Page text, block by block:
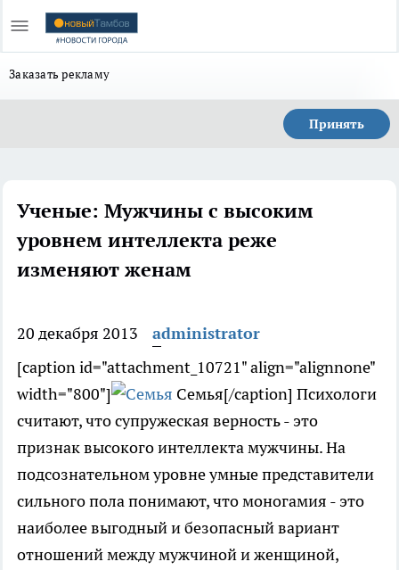
Заказать рекламу
Принять
Ученые: Мужчины с высоким
уровнем интеллекта реже
изменяют женам
20 декабря 2013
administrator
[caption id="attachment_10721" align="alignnone"
width="800"]
Семья[/caption] Психологи
считают, что супружеская верность - это
признак высокого интеллекта мужчины. На
подсознательном уровне умные представители
сильного пола понимают, что моногамия - это
наиболее выгодный и безопасный вариант
отношений между мужчиной и женщиной,